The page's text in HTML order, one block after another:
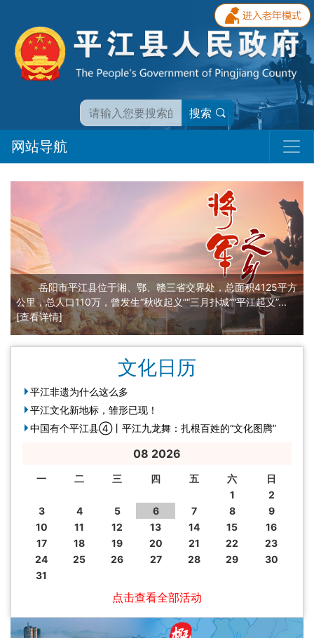
搜索
网站导航
岳阳市平江县位于湘、鄂、赣三省交界处，总面积4125平方
公里，总人口110万，曾发生“秋收起义”“三月扑城”“平江起义”...
[查看详情]
文化日历
平江非遗为什么这么多
平江文化新地标，雏形已现！
中国有个平江县④丨平江九龙舞：扎根百姓的“文化图腾”
08 2026
一 二 三 四 五 六
日
1
2
3
4 5 6 7 8
9
10
11 12 13 14 15
16
17
18 19 20 21 22
23
24
25 26 27 28 29
30
31
点击查看全部活动